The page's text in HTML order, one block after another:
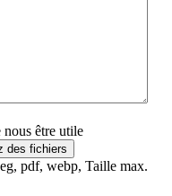
nous être utile
des fichiers
pdf, webp, Taille max.